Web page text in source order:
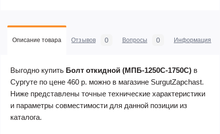
Описание товара Отзывов 0 Вопросы 0 Информация
Выгодно купить Болт откидной (МПБ-1250C-1750C) в
Сургуте по цене 460 р. можно в магазине SurgutZapchast.
Ниже представлены точные технические характеристики
и параметры совместимости для данной позиции из
каталога.